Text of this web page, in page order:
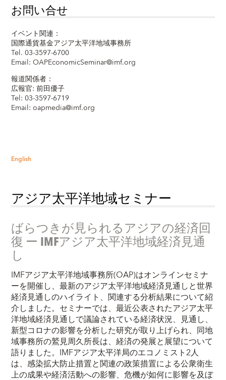
お問い合せ
イベント関連：
国際通貨基金アジア太平洋地域事務所
Tel. 03-3597-6700
Email:OAPEconomicSeminar@imf.org
報道関係者：
広報官: 前田優子
Tel: 03-3597-6719
Email:oapmedia@imf.org
English
アジア太平洋地域セミナー
ばらつきが見られるアジアの経済回
復 ー IMFアジア太平洋地域経済見通
し
IMFアジア太平洋地域事務所(OAP)はオンラインセミナ
ーを開催し、最新のアジア太平洋地域経済見通しと世界
経済見通しのハイライト、関連する分析結果について紹
介しました。セミナーでは、最近公表されたアジア太平
洋地域経済見通しで議論されている経済状況、見通し、
新型コロナの影響を分析した研究が取り上げられ、同地
域事務所の鷲見周久所長は、経済の発展と展望について
語りました。IMFアジア太平洋局のエコノミスト2人
は、感染拡大防止措置と関連の政策措置による公衆衛生
上の成果や経済活動への影響、危機が如何に影響を及ぼ